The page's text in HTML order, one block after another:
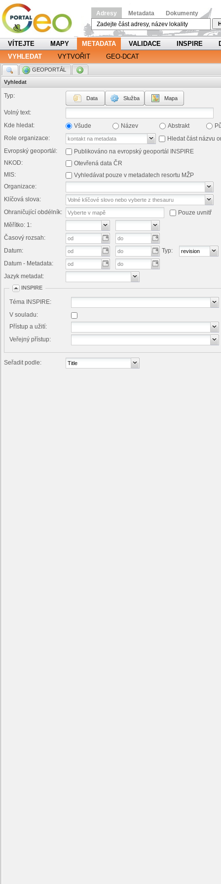
Adresy Metadata Dokumenty
VÍTEJTE MAPY METADATA VALIDACE INSPIRE
VYHLEDAT
VYTVOŘIT GEO-DCAT
GEOPORTÁL
Vyhledat
Typ: Data Služba Mapa
Volný text:
Kde hledat:
Všude Název Abstrakt
Role organizace:
Hledat část názvu
Evropský geoportál:
Publikováno na evropský geoportál INSPIRE
NKOD:
Otevřená data ČR
MIS:
Vyhledávat pouze v metadatech resortu MŽP
Organizace:
Klíčová slova:
Ohraničující obdélník:
Pouze uvnitř
Měřítko: 1:
Časový rozsah:
Datum:
Datum - Metadata:
Typ:
Jazyk metadat:
INSPIRE
Téma INSPIRE:
V souladu:
Přístup a užití:
Veřejný přístup:
Seřadit podle: